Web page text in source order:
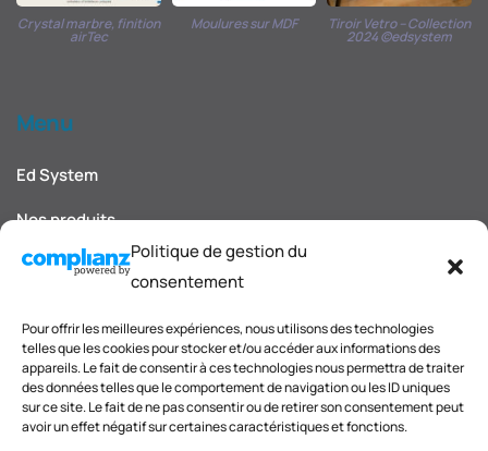
Politique de gestion du
consentement
Pour offrir les meilleures expériences, nous utilisons des technologies
telles que les cookies pour stocker et/ou accéder aux informations des
appareils. Le fait de consentir à ces technologies nous permettra de traiter
des données telles que le comportement de navigation ou les ID uniques
sur ce site. Le fait de ne pas consentir ou de retirer son consentement peut
avoir un effet négatif sur certaines caractéristiques et fonctions.
Crystal marbre, finition
airTec
Moulures sur MDF Tiroir Vetro – Collection
2024 ©edsystem
Menu
Ed System
Nos produits
Nos décors et finitions
Carnet d'inspirations
Contact